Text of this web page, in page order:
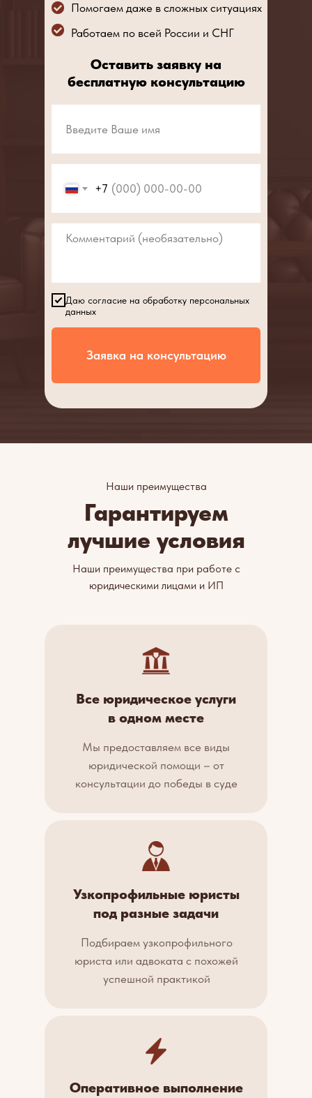
+7
Даю согласие на обработку персональных
данных
Заявка на консультацию
Оставить заявку на
бесплатную консультацию
Помогаем даже в сложных ситуациях
Работаем по всей России и СНГ
Гарантируем
лучшие условия
Наши преимущества
Наши преимущества при работе с
юридическими лицами и ИП
Все юридическое услуги
в одном месте
Мы предоставляем все виды
юридической помощи – от
консультации до победы в суде
Узкопрофильные юристы
под разные задачи
Подбираем узкопрофильного
юриста или адвоката с похожей
успешной практикой
Оперативное выполнение